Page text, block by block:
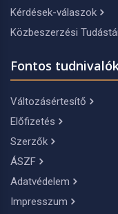
Kérdések-válaszok
Közbeszerzési
Fontos
Változásértesítő
Előfizetés
Szerzők
ÁSZF
Adatvédelem
Impresszum